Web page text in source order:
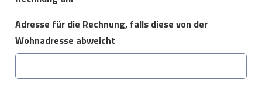
Adresse für die Rechnung, falls diese von der
Wohnadresse abweicht